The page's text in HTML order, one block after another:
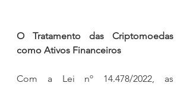
O Tratamento das Criptomoedas
como Ativos Financeiros
Com a Lei nº 14.478/2022, as